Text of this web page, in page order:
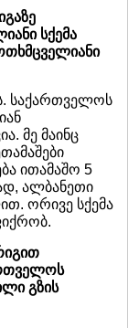
სქემა
საქართველოს
მე მაინც
ითამაშო 5
ალბანეთი
ორივე სქემა
გზის